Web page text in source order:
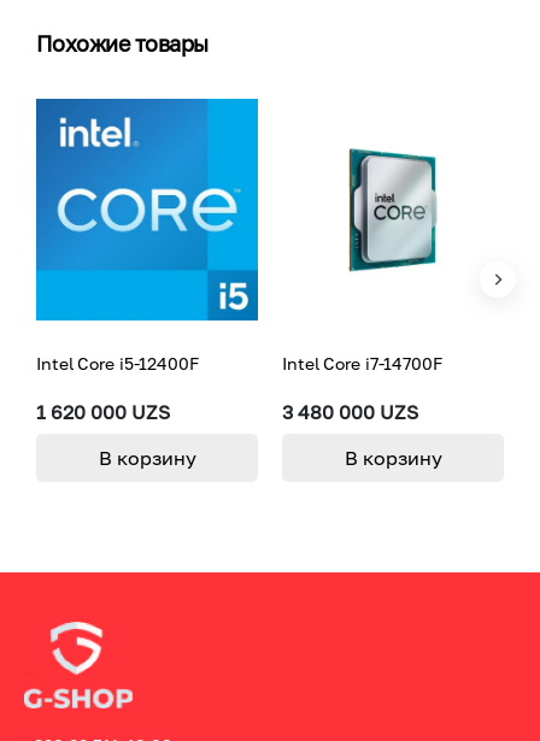
Похожие товары
1 620 000 UZS
Intel Core i5-12400F
В корзину
3 480 000 UZS
Intel Core i7-14700F
В корзину